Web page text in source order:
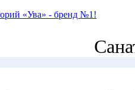
«Ува» - бренд №1!